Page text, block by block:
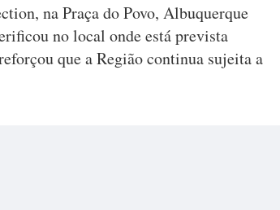
na Praça do Povo, Albuquerque
no local onde está prevista
que a Região continua sujeita a